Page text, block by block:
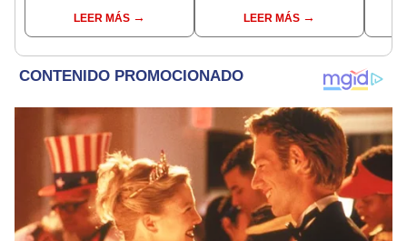
no puedes dejar de
probar
LEER MÁS LEER MÁS